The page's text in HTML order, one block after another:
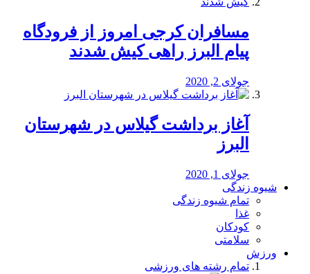
مسافران کرجی امروز از فرودگاه
پیام البرز راهی کیش شدند
جولای 2, 2020
آغاز برداشت گیلاس در شهرستان
البرز
جولای 1, 2020
شیوه زندگی
تمام شیوه زندگی
غذا
کودکان
سلامتی
ورزش
تمام رشته های ورزشی